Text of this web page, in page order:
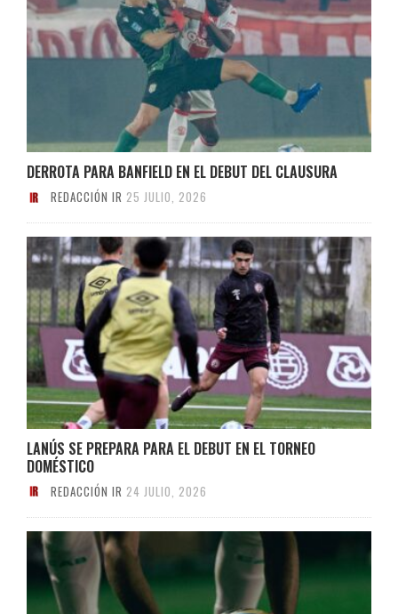
DERROTA PARA BANFIELD EN EL DEBUT DEL CLAUSURA
REDACCIÓN IR 25 JULIO, 2026
LANÚS SE PREPARA PARA EL DEBUT EN EL TORNEO
DOMÉSTICO
REDACCIÓN IR 24 JULIO, 2026